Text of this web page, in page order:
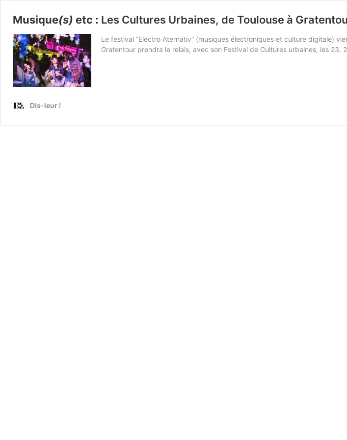
Musique(s) etc : Les Cultures Urbaines, de Toulouse à
Le festival “Electro Aternativ” (musiques électroniques et culture digitale)
Gratentour prendra le relais, avec son Festival de Cultures urbaines, les 23,
Dis-leur !